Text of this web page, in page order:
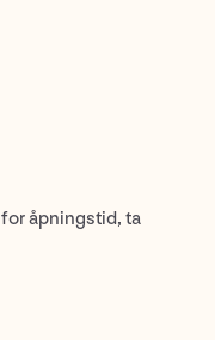
åpningstid, ta